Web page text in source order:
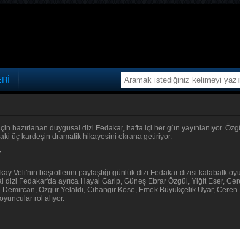
hazırlanan duygusal dizi Fedakar, hafta içi her gün yayınlanıyor.
üç kardeşin dramatik hikayesini ekrana getiriyor.
Veli'nin başrollerini paylaştığı günlük dizi Fedakar dizisi kalabalk
dizi Fedakar'da ayrıca Hayal Garip, Güneş Ebrar Özgül, Yiğit Eser,
Özgür Yelaldı, Cihangir Köse, Emek Büyükçelik Uyar,
rol alıyor.